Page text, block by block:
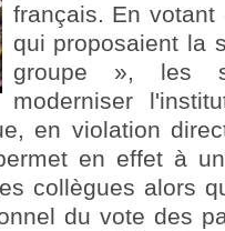
français. En votant
qui proposaient la
groupe », les
moderniser
en violation
en effet à
collègues alors
du vote des